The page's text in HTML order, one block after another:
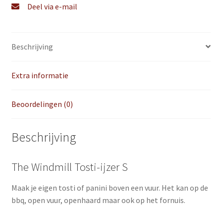
Deel via e-mail
Beschrijving
Extra informatie
Beoordelingen (0)
Beschrijving
The Windmill Tosti-ijzer S
Maak je eigen tosti of panini boven een vuur. Het kan op de
bbq, open vuur, openhaard maar ook op het fornuis.